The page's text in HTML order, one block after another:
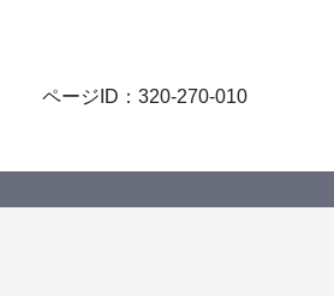
ページID：320-270-010